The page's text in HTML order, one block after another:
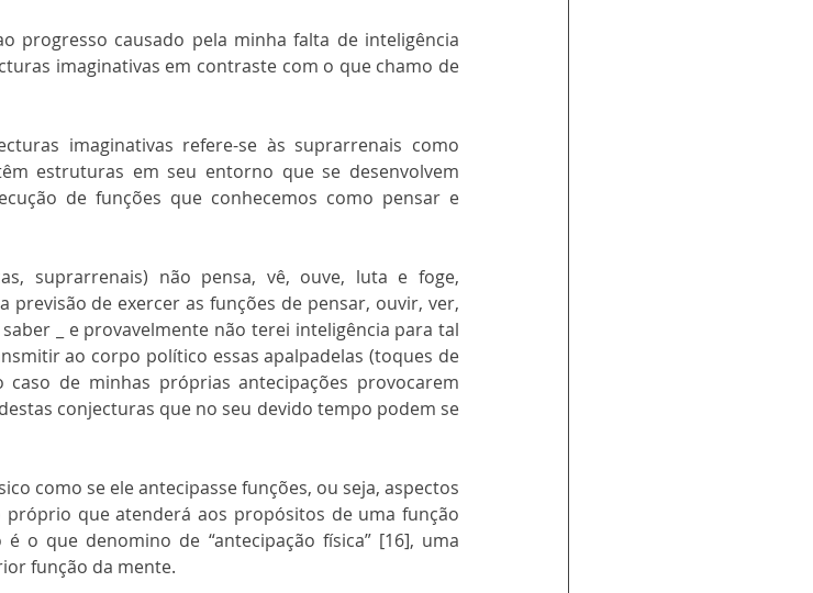
progresso causado pela minha falta de inteligência
imaginativas refere-se às suprarrenais como
estruturas em seu entorno que se desenvolvem
de funções que conhecemos como pensar e
suprarrenais) não pensa, vê, ouve, luta e foge,
de exercer as funções de pensar, ouvir, ver,
_ e provavelmente não terei inteligência para tal
ao corpo político essas apalpadelas (toques de
de minhas próprias antecipações provocarem
conjecturas que no seu devido tempo podem se
como se ele antecipasse funções, ou seja, aspectos
que atenderá aos propósitos de uma função
o que denomino de “antecipação física” [16], uma
função da mente.